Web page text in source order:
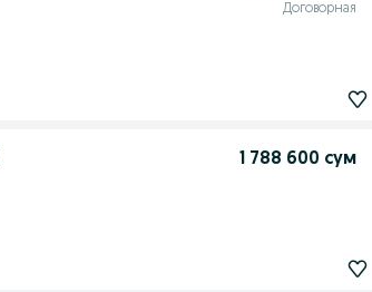
Договорная
1 788 600 сум